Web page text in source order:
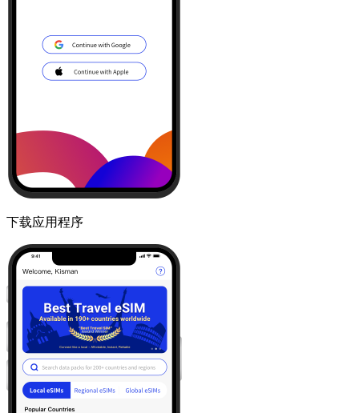
下载应用程序